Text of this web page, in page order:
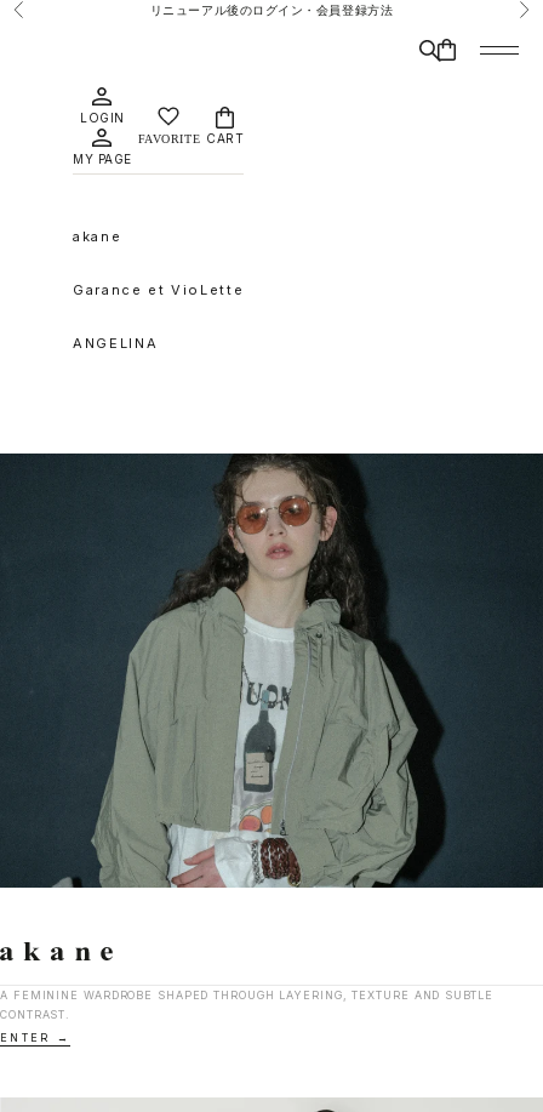
コンテンツへスキップ
前へ リニューアル後のログイン・会員登録方法 次
メニュ
検索CART
LOGIN
MY PAGE
CART
akane
Garance et VioLette
ANGELINA
A FEMININE WARDROBE SHAPED THROUGH LAYERING, TEXTURE AND SUBTLE
CONTRAST.
ENTER